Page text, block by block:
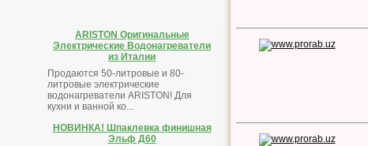
ARISTON Оригинальные
Электрические Водонагреватели
из Италии
Продаются 50-литровые и 80-
литровые электрические
водонагреватели ARISTON! Для
кухни и ванной ко...
НОВИНКА! Шпаклевка финишная
Эльф Д60